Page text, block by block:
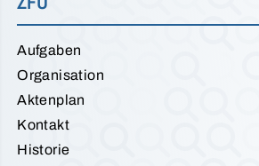
Aufgaben
Organisation
Aktenplan
Kontakt
Historie